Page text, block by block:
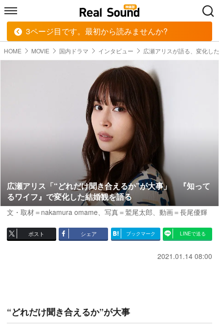
HOME MUSIC MOVIE TECH
HOME MOVIE 国内ドラマ インタビュー 広瀬アリスが語る、変化し
広瀬アリス「“どれだけ聞き合えるか”が大事」 『知って
るワイフ』で変化した結婚観を語る
文・取材＝nakamura omame、写真＝鷲尾太郎、動画＝長尾優輝
ポスト シェア ブックマーク LINEで送る
2021.01.14 08:00
“どれだけ聞き合えるか”が大事
3ページ目です。最初から読みませんか?